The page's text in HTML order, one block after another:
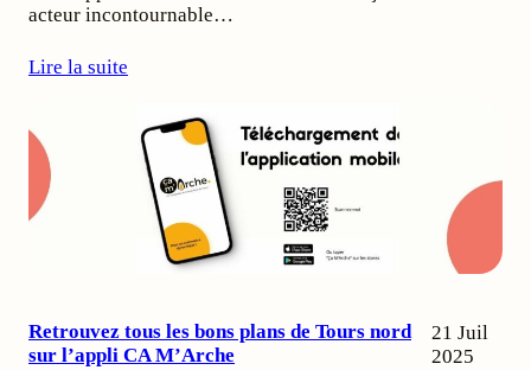
acteur incontournable…
Lire la suite
Retrouvez tous les bons plans de Tours nord
sur l’appli CA M’Arche
21 Juil
2025